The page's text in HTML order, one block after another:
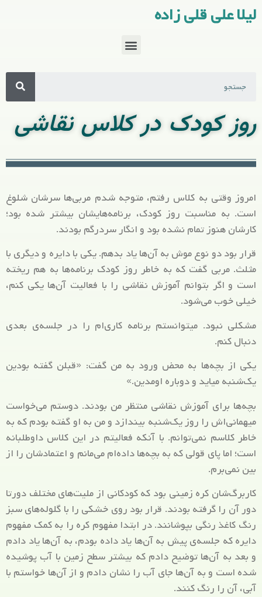
لیلا علی قلی زاده
روز کودک در کلاس نقاشی
امروز وقتی به کلاس رفتم، متوجه شدم مربی‌ها سرشان شلوغ
است. به مناسبت روز کودک، برنامه‌هایشان بیشتر شده بود؛
کارشان هنوز تمام نشده بود و انگار سردرگم بودند.
قرار بود دو نوع موش به آن‌ها یاد بدهم. یکی با دایره و دیگری با
مثلث. مربی گفت که به خاطر روز کودک برنامه‌ها به هم ریخته
است و اگر بتوانم آموزش نقاشی را با فعالیت آن‌ها یکی کنم،
خیلی خوب می‌شود.
مشکلی نبود. میتوانستم برنامه کاری‌ام را در جلسه‌ی بعدی
دنبال کنم.
یکی از بچه‌ها به محض ورود به من گفت: «قبلن گفته بودین
یک‌شنبه میاید و دوباره اومدین.»
بچه‌ها برای آموزش نقاشی منتظر من بودند. دوستم می‌خواست
میهمانی‌اش را روز یک‌شنبه بیندازد و من به او گفته بودم که به
خاطر کلاسم نمی‌توانم. با آنکه فعالیتم در این کلاس داوطلبانه
است؛ اما پای قولی که به بچه‌ها داده‌ام می‌مانم و اعتمادشان را از
بین نمی‌برم.
کاربرگ‌شان کره زمینی بود که کودکانی از ملیت‌های مختلف دورتا
دور آن را گرفته بودند. قرار بود روی خشکی را با گلوله‌های سبز
رنگ کاغذ رنگی بپوشانند. در ابتدا مفهوم کره را به کمک مفهوم
دایره که جلسه‌ی پیش به آن‌ها یاد داده بودم، به آن‌ها یاد دادم
و بعد به آن‌ها توضیح دادم که بیشتر سطح زمین با آب پوشیده
شده است و به آن‌ها جای آب را نشان دادم و از آن‌ها خواستم با
آبی، آن را رنگ کنند.